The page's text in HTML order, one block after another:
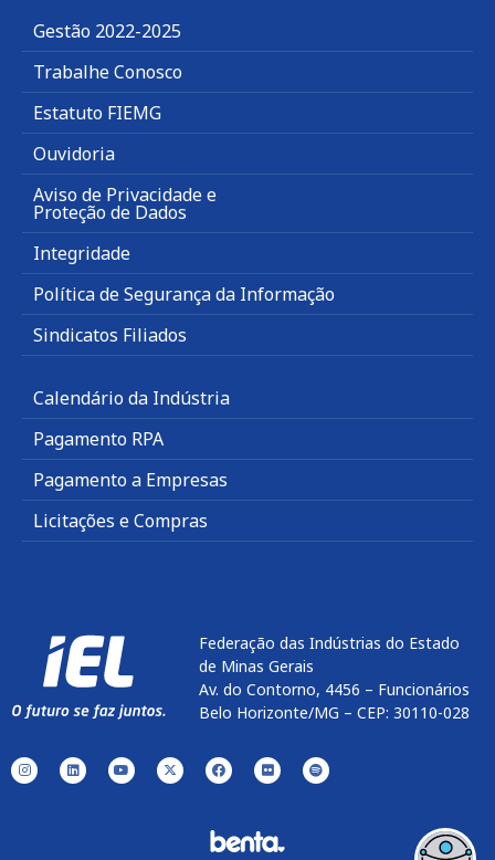
Gestão 2022-2025
Trabalhe Conosco
Estatuto FIEMG
Ouvidoria
Aviso de Privacidade e
Proteção de Dados
Integridade
Política de Segurança da Informação
Sindicatos Filiados
Calendário da Indústria
Pagamento RPA
Pagamento a Empresas
Licitações e Compras
Federação das Indústrias do Estado
de Minas Gerais
Av. do Contorno, 4456 – Funcionários
Belo Horizonte/MG – CEP: 30110-028